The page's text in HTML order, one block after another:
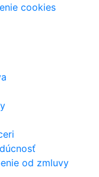
cookies
od zmluvy